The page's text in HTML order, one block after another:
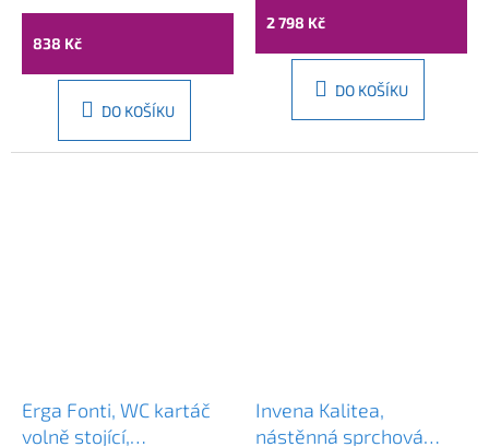
838 Kč
DO KOŠÍKU
2 798 Kč
DO KOŠÍKU
Erga Fonti, WC kartáč
volně stojící,
Invena Kalitea,
nástěnná sprchová